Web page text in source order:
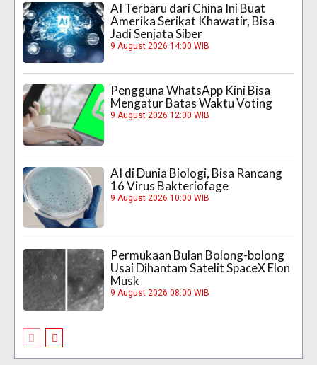
AI Terbaru dari China Ini Buat
Amerika Serikat Khawatir, Bisa
Jadi Senjata Siber
9 August 2026 14:00 WIB
Pengguna WhatsApp Kini Bisa
Mengatur Batas Waktu Voting
9 August 2026 12:00 WIB
AI di Dunia Biologi, Bisa Rancang
16 Virus Bakteriofage
9 August 2026 10:00 WIB
Permukaan Bulan Bolong-bolong
Usai Dihantam Satelit SpaceX Elon
Musk
9 August 2026 08:00 WIB